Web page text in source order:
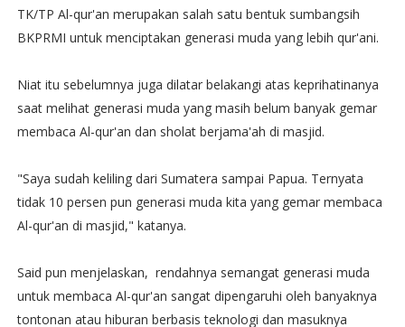
TK/TP Al-qur'an merupakan salah satu bentuk sumbangsih
BKPRMI untuk menciptakan generasi muda yang lebih qur'ani.
Niat itu sebelumnya juga dilatar belakangi atas keprihatinanya
saat melihat generasi muda yang masih belum banyak gemar
membaca Al-qur'an dan sholat berjama'ah di masjid.
"Saya sudah keliling dari Sumatera sampai Papua. Ternyata
tidak 10 persen pun generasi muda kita yang gemar membaca
Al-qur'an di masjid," katanya.
Said pun menjelaskan, rendahnya semangat generasi muda
untuk membaca Al-qur'an sangat dipengaruhi oleh banyaknya
tontonan atau hiburan berbasis teknologi dan masuknya